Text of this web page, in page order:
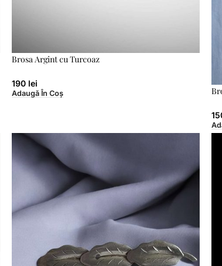
Brosa Argint cu Turcoaz
190 lei
Adaugă În Coș